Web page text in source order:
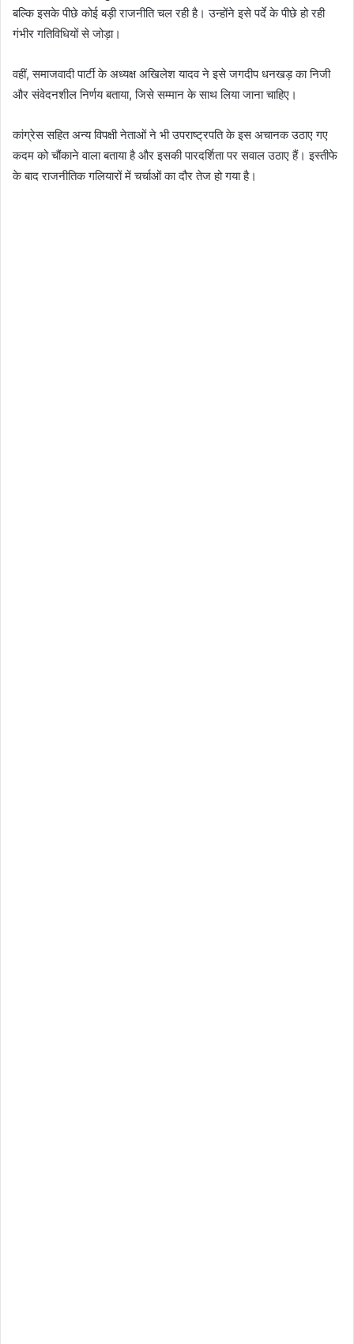
बल्कि इसके पीछे कोई बड़ी राजनीति चल रही है। उन्होंने इसे पर्दे के पीछे हो रही
गंभीर गतिविधियों से जोड़ा।
वहीं, समाजवादी पार्टी के अध्यक्ष अखिलेश यादव ने इसे जगदीप धनखड़ का निजी
और संवेदनशील निर्णय बताया, जिसे सम्मान के साथ लिया जाना चाहिए।
कांग्रेस सहित अन्य विपक्षी नेताओं ने भी उपराष्ट्रपति के इस अचानक उठाए गए
कदम को चौंकाने वाला बताया है और इसकी पारदर्शिता पर सवाल उठाए हैं। इस्तीफे
के बाद राजनीतिक गलियारों में चर्चाओं का दौर तेज हो गया है।